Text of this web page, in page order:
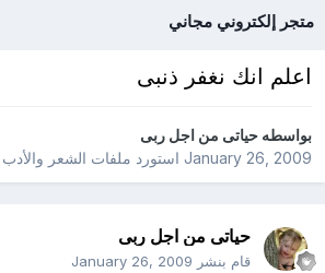
متجر إلكتروني مجاني
اعلم انك نغفر ذنبى
بواسطهحياتى من اجل ربى
January 26, 2009استورد ملفات الشعر والأدب
حياتى من اجل ربى
قام بنشر January 26, 2009